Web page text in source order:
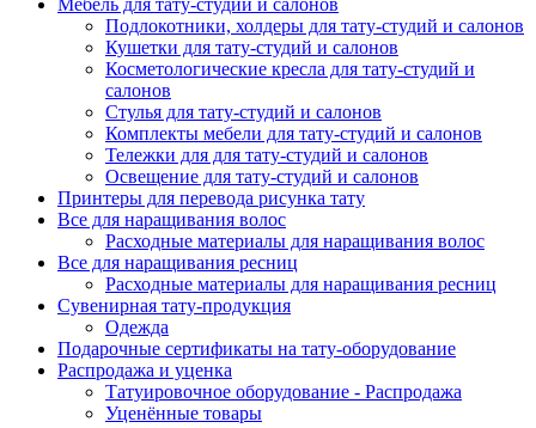
Мебель для тату-студий и салонов
Подлокотники, холдеры для тату-студий и салонов
Кушетки для тату-студий и салонов
Косметологические кресла для тату-студий и
салонов
Стулья для тату-студий и салонов
Комплекты мебели для тату-студий и салонов
Тележки для для тату-студий и салонов
Освещение для тату-студий и салонов
Принтеры для перевода рисунка тату
Все для наращивания волос
Расходные материалы для наращивания волос
Все для наращивания ресниц
Расходные материалы для наращивания ресниц
Сувенирная тату-продукция
Одежда
Подарочные сертификаты на тату-оборудование
Распродажа и уценка
Татуировочное оборудование - Распродажа
Уценённые товары